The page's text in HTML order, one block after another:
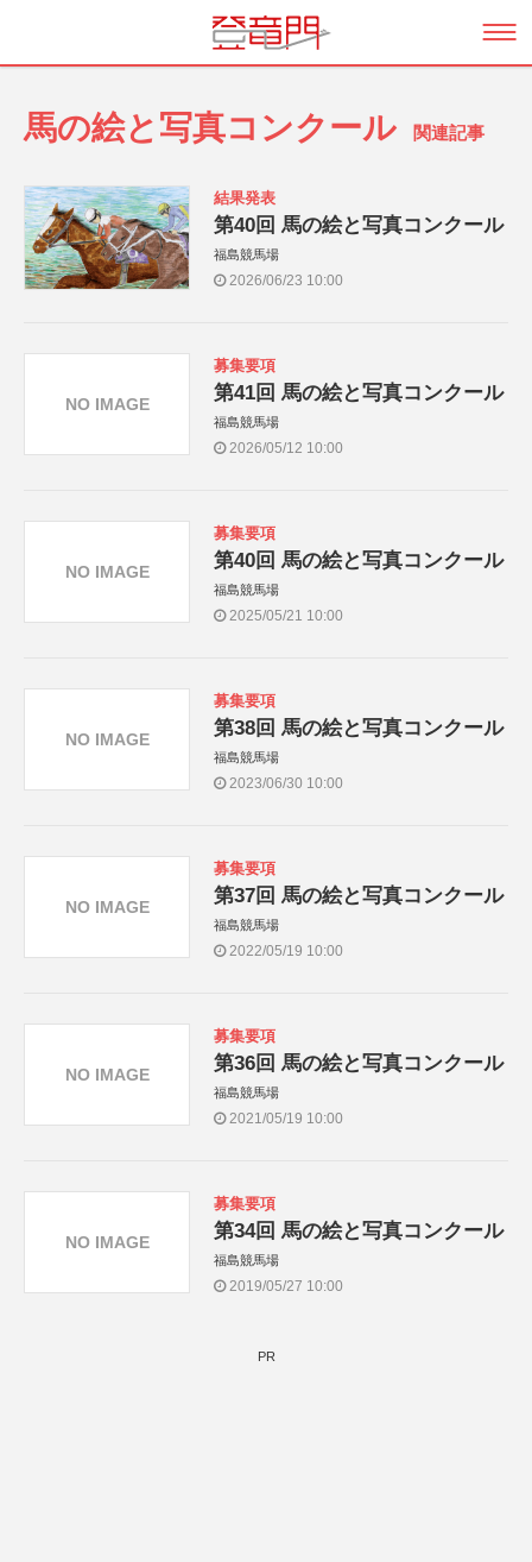
馬の絵と写真コンクール 関連記事
結果発表
第40回 馬の絵と写真コンクール
福島競馬場
2026/06/23 10:00
募集要項
第41回 馬の絵と写真コンクール
福島競馬場
2026/05/12 10:00
NO IMAGE
募集要項
第40回 馬の絵と写真コンクール
福島競馬場
2025/05/21 10:00
NO IMAGE
募集要項
第38回 馬の絵と写真コンクール
福島競馬場
2023/06/30 10:00
NO IMAGE
募集要項
第37回 馬の絵と写真コンクール
福島競馬場
2022/05/19 10:00
NO IMAGE
募集要項
第36回 馬の絵と写真コンクール
福島競馬場
2021/05/19 10:00
NO IMAGE
募集要項
第34回 馬の絵と写真コンクール
福島競馬場
2019/05/27 10:00
NO IMAGE
PR